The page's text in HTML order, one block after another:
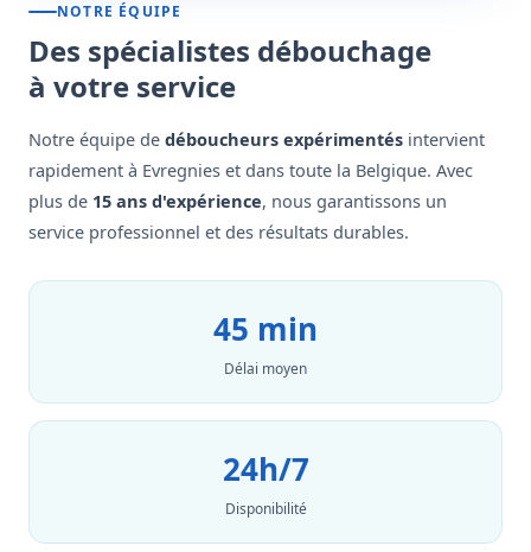
NOTRE ÉQUIPE
Des spécialistes débouchage
à votre service
Notre équipe de déboucheurs expérimentés intervient
rapidement à Evregnies et dans toute la Belgique. Avec
plus de 15 ans d'expérience, nous garantissons un
service professionnel et des résultats durables.
45 min
Délai moyen
24h/7
Disponibilité